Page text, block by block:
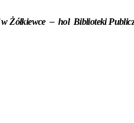
Żółkiewce – hol Biblioteki